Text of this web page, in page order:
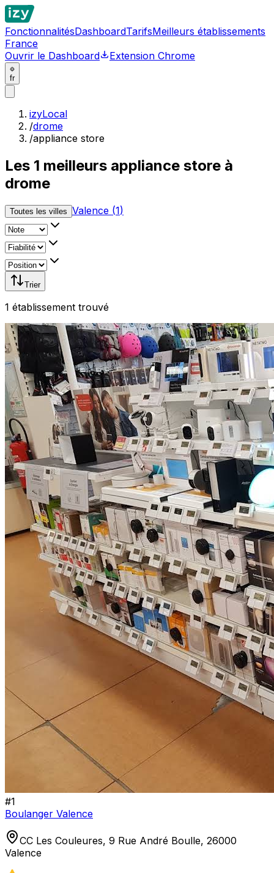
FonctionnalitésDashboardTarifsMeilleurs établissements
France
Ouvrir le Dashboard
Extension Chrome
fr
izyLocal
/drome
/appliance store
Les 1 meilleurs appliance store à
drome
Toutes les villes Valence (1)
Trier
1 établissement trouvé
#1
Boulanger Valence
CC Les Couleures, 9 Rue André Boulle, 26000
Valence